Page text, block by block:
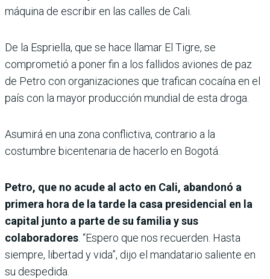
máquina de escribir en las calles de Cali.
De la Espriella, que se hace llamar El Tigre, se
comprometió a poner fin a los fallidos aviones de paz
de Petro con organizaciones que trafican cocaína en el
país con la mayor producción mundial de esta droga.
Asumirá en una zona conflictiva, contrario a la
costumbre bicentenaria de hacerlo en Bogotá.
Petro, que no acude al acto en Cali, abandonó a
primera hora de la tarde la casa presidencial en la
capital junto a parte de su familia y sus
colaboradores . “Espero que nos recuerden. Hasta
siempre, libertad y vida”, dijo el mandatario saliente en
su despedida.